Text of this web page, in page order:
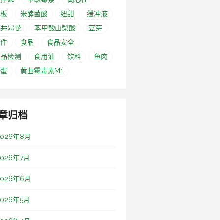
米酵菌酸 纽甜
缓冲液
(a)芘
苯甲酸山梨酸
豆芽
食品
食品安全
检测
食用油 饮料
鱼肉
黄曲霉毒素M1
归档
年8月
年7月
年6月
年5月